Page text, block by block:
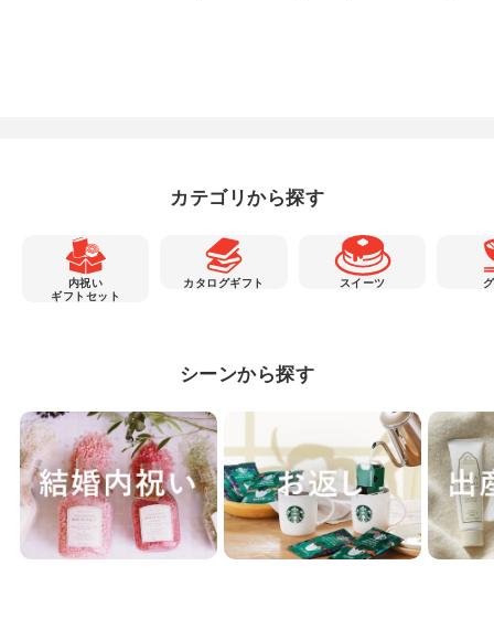
カテゴリから探す
内祝い
ギフトセット
カタログギフト スイーツ
シーンから探す